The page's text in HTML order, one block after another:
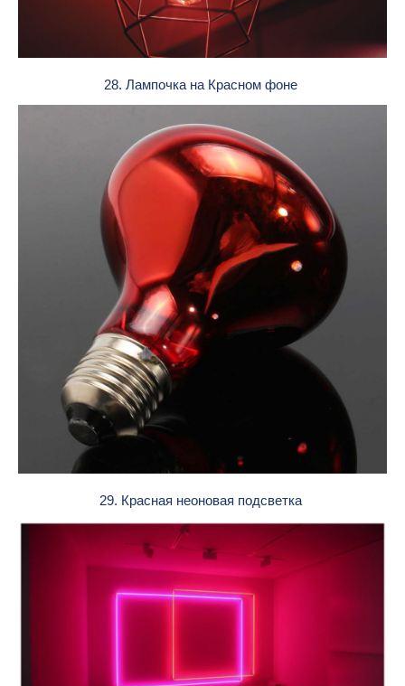
28. Лампочка на Красном фоне
29. Красная неоновая подсветка